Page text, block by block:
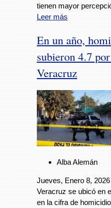
tienen mayor
Leer más
En un año,
subieron 4.7
Veracruz
Alba Alemán
Jueves, Enero 8,
Veracruz se ubicó en
en la cifra de